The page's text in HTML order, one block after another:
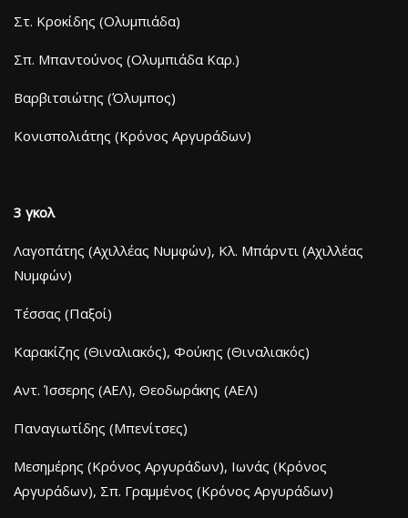
Στ. Κροκίδης (Ολυμπιάδα)
Σπ. Μπαντούνος (Ολυμπιάδα Καρ.)
Βαρβιτσιώτης (Όλυμπος)
Κονισπολιάτης (Κρόνος Αργυράδων)
3 γκολ
Λαγοπάτης (Αχιλλέας Νυμφών), Κλ. Μπάρντι (Αχιλλέας
Νυμφών)
Τέσσας (Παξοί)
Καρακίζης (Θιναλιακός), Φούκης (Θιναλιακός)
Αντ. Ίσσερης (ΑΕΛ), Θεοδωράκης (ΑΕΛ)
Παναγιωτίδης (Μπενίτσες)
Μεσημέρης (Κρόνος Αργυράδων), Ιωνάς (Κρόνος
Αργυράδων), Σπ. Γραμμένος (Κρόνος Αργυράδων)